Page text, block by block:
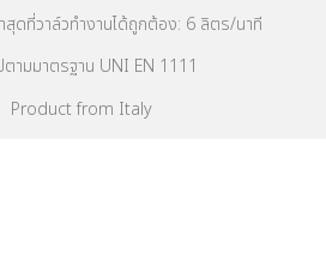
สุดที่วาล์วทำงานได้ถูกต้อง: 6 ลิตร/นาที
ตามมาตรฐาน UNI EN 1111
Product from Italy